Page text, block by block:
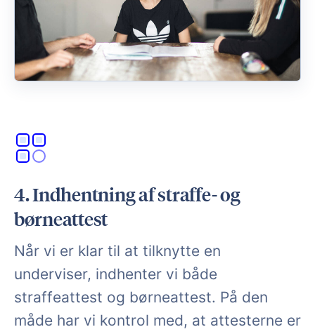
4. Indhentning af straffe- og
børneattest
Når vi er klar til at tilknytte en
underviser, indhenter vi både
straffeattest og børneattest. På den
måde har vi kontrol med, at attesterne er